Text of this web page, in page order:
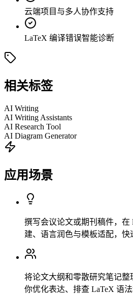
云端项目与多人协作支持
LaTeX 编译错误智能诊断
相关标签
AI Writing
AI Writing Assistants
AI Research Tool
AI Diagram Generator
应用场景
撰写会议论文或期刊稿件，在
建、语言润色与模板适配，快
将论文大纲和零散研究笔记
你优化表达、排查 LaTeX 语法